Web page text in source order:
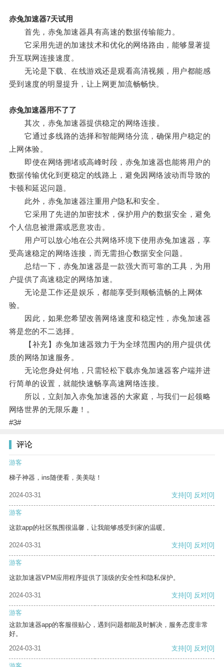
赤兔加速器7天试用
首先，赤兔加速器具有高速的数据传输能力。
它采用先进的加速技术和优化的网络路由，能够显著提
升互联网连接速度。
无论是下载、在线游戏还是观看高清视频，用户都能感
受到速度的明显提升，让上网更加流畅畅快。
赤兔加速器用不了了
其次，赤兔加速器提供稳定的网络连接。
它通过多线路的选择和智能网络分流，确保用户稳定的
上网体验。
即使在网络拥堵或高峰时段，赤兔加速器也能将用户的
数据传输优化到更稳定的线路上，避免因网络波动而导致的
卡顿和延迟问题。
此外，赤兔加速器注重用户隐私和安全。
它采用了先进的加密技术，保护用户的数据安全，避免
个人信息被泄露或恶意攻击。
用户可以放心地在公共网络环境下使用赤兔加速器，享
受高速稳定的网络连接，而无需担心数据安全问题。
总结一下，赤兔加速器是一款强大而可靠的工具，为用
户提供了高速稳定的网络加速。
无论是工作还是娱乐，都能享受到顺畅流畅的上网体
验。
因此，如果您希望改善网络速度和稳定性，赤兔加速器
将是您的不二选择。
【补充】赤兔加速器致力于为全球范围内的用户提供优
质的网络加速服务。
无论您身处何地，只需轻松下载赤兔加速器客户端并进
行简单的设置，就能快速畅享高速网络连接。
所以，立刻加入赤兔加速器的大家庭，与我们一起领略
网络世界的无限乐趣！。
#3#
评论
游客
梯子神器，ins随便看，美美哒！
2024-03-31 支持[0] 反对[0]
游客
这款app的社区氛围很温馨，让我能够感受到家的温暖。
2024-03-31 支持[0] 反对[0]
游客
这款加速器VPM应用程序提供了顶级的安全性和隐私保护。
2024-03-31 支持[0] 反对[0]
游客
这款加速器app的客服很贴心，遇到问题都能及时解决，服务态度非常
好。
2024-03-31
支持[0] 反对[0]